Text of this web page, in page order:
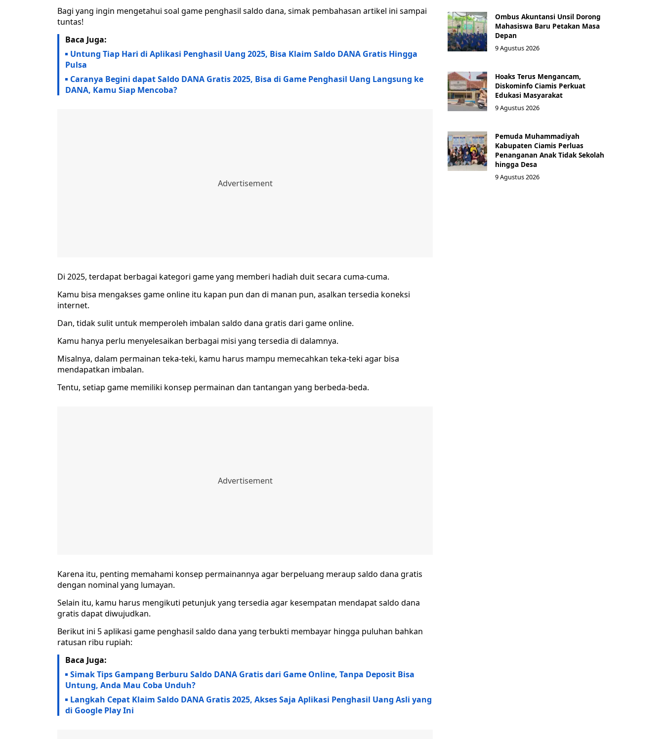
Bagi yang ingin mengetahui soal game penghasil saldo dana, simak pembahasan artikel ini sampai
tuntas!
Baca Juga:
Untung Tiap Hari di Aplikasi Penghasil Uang 2025, Bisa Klaim Saldo DANA Gratis Hingga
Pulsa
Caranya Begini dapat Saldo DANA Gratis 2025, Bisa di Game Penghasil Uang Langsung ke
DANA, Kamu Siap Mencoba?
Di 2025, terdapat berbagai kategori game yang memberi hadiah duit secara cuma-cuma.
Kamu bisa mengakses game online itu kapan pun dan di manan pun, asalkan tersedia koneksi
internet.
Dan, tidak sulit untuk memperoleh imbalan saldo dana gratis dari game online.
Kamu hanya perlu menyelesaikan berbagai misi yang tersedia di dalamnya.
Misalnya, dalam permainan teka-teki, kamu harus mampu memecahkan teka-teki agar bisa
mendapatkan imbalan.
Tentu, setiap game memiliki konsep permainan dan tantangan yang berbeda-beda.
Karena itu, penting memahami konsep permainannya agar berpeluang meraup saldo dana gratis
dengan nominal yang lumayan.
Selain itu, kamu harus mengikuti petunjuk yang tersedia agar kesempatan mendapat saldo dana
gratis dapat diwujudkan.
Berikut ini 5 aplikasi game penghasil saldo dana yang terbukti membayar hingga puluhan bahkan
ratusan ribu rupiah:
Baca Juga:
Simak Tips Gampang Berburu Saldo DANA Gratis dari Game Online, Tanpa Deposit Bisa
Untung, Anda Mau Coba Unduh?
Langkah Cepat Klaim Saldo DANA Gratis 2025, Akses Saja Aplikasi Penghasil Uang Asli yang
di Google Play Ini
Ombus Akuntansi Unsil Dorong
Mahasiswa Baru Petakan Masa
Depan
9 Agustus 2026
Hoaks Terus Mengancam,
Diskominfo Ciamis Perkuat
Edukasi Masyarakat
9 Agustus 2026
Pemuda Muhammadiyah
Kabupaten Ciamis Perluas
Penanganan Anak Tidak Sekolah
hingga Desa
9 Agustus 2026